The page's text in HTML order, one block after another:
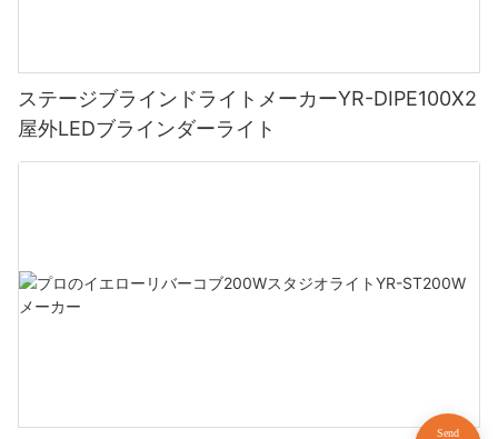
ステージブラインドライトメーカーYR-DIPE100X2
屋外LEDブラインダーライト